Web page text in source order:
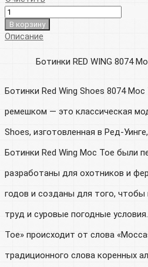
В корзину
Описание
Ботинки RED WING 8074
Ботинки Red Wing Shoes 8074
ремешком — это классическая
Shoes, изготовленная в Ред-
Ботинки Red Wing Moc Toe были
разработаны для охотников и
годов и созданы для того,
труд и суровые погодные
Toe» происходит от слова
традиционного слова коренных